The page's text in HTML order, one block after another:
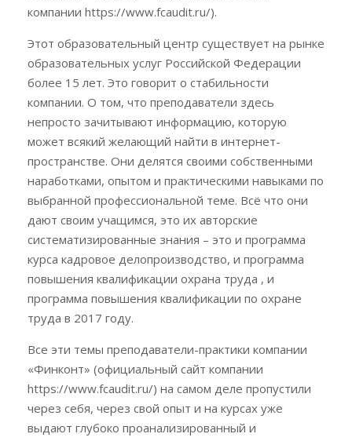
компании https://www.fcaudit.ru/).
Этот образовательный центр существует на рынке
образовательных услуг Российской Федерации
более 15 лет. Это говорит о стабильности
компании. О том, что преподаватели здесь
непросто зачитывают информацию, которую
может всякий желающий найти в интернет-
пространстве. Они делятся своими собственными
наработками, опытом и практическими навыками по
выбранной профессиональной теме. Всё что они
дают своим учащимся, это их авторские
систематизированные знания – это и программа
курса кадровое делопроизводство, и программа
повышения квалификации охрана труда , и
программа повышения квалификации по охране
труда в 2017 году.
Все эти темы преподаватели-практики компании
«Финконт» (официальный сайт компании
https://www.fcaudit.ru/) на самом деле пропустили
через себя, через свой опыт и на курсах уже
выдают глубоко проанализированный и